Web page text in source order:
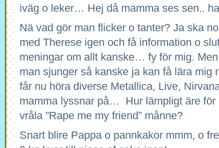
iväg o leker… Hej då mamma ses sen..
Nä vad gör man flicker o tanter? Ja ska
med Therese igen och få information o
meningar om allt kanske… fy för mig.
man sjunger så kanske ja kan få lära mig
får nu höra diverse Metallica, Live,
mamma lyssnar på… Hur lämpligt äre för
vråla ”Rape me my friend” månne?
Snart blire Pappa o pannkakor mmm, o